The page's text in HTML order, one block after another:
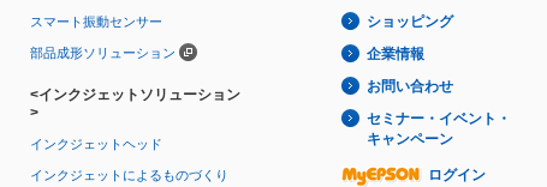
スマート振動センサー
部品成形ソリューション
<インクジェットソリューション
>
インクジェットヘッド
インクジェットによるものづくり
ショッピング
企業情報
お問い合わせ
セミナー・イベント・
キャンペーン
ログイン